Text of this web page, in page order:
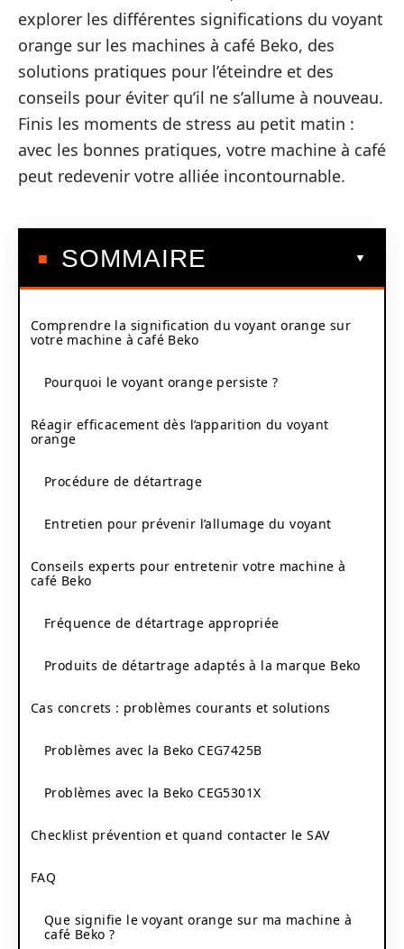
explorer les différentes significations du voyant
orange sur les machines à café Beko, des
solutions pratiques pour l’éteindre et des
conseils pour éviter qu’il ne s’allume à nouveau.
Finis les moments de stress au petit matin :
avec les bonnes pratiques, votre machine à café
peut redevenir votre alliée incontournable.
SOMMAIRE
Comprendre la signification du voyant orange sur
votre machine à café Beko
Pourquoi le voyant orange persiste ?
Réagir efficacement dès l’apparition du voyant
orange
Procédure de détartrage
Entretien pour prévenir l’allumage du voyant
Conseils experts pour entretenir votre machine à
café Beko
Fréquence de détartrage appropriée
Produits de détartrage adaptés à la marque Beko
Cas concrets : problèmes courants et solutions
Problèmes avec la Beko CEG7425B
Problèmes avec la Beko CEG5301X
Checklist prévention et quand contacter le SAV
FAQ
Que signifie le voyant orange sur ma machine à
café Beko ?